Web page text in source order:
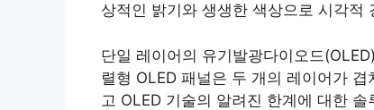
상적인 밝기와 생생한 색상으로 시각적
단일 레이어의 유기발광다이오드
렬형 OLED 패널은 두 개의 레이어가
고 OLED 기술의 알려진 한계에 대한